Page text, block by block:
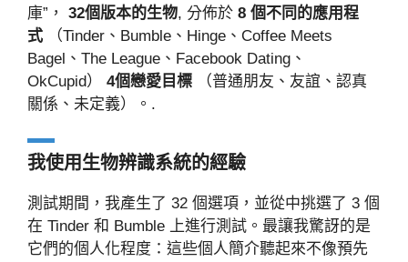
庫”， 32個版本的生物, 分佈於 8 個不同的應用程
式 （Tinder、Bumble、Hinge、Coffee Meets
Bagel、The League、Facebook Dating、
OkCupid） 4個戀愛目標 （普通朋友、友誼、認真
關係、未定義）。.
我使用生物辨識系統的經驗
測試期間，我產生了 32 個選項，並從中挑選了 3 個
在 Tinder 和 Bumble 上進行測試。最讓我驚訝的是
它們的個人化程度：這些個人簡介聽起來不像預先